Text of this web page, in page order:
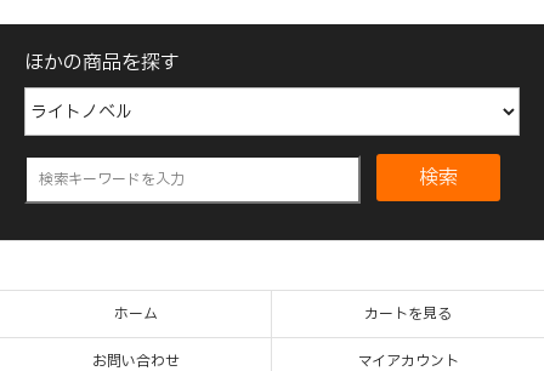
ほかの商品を探す
検索
ホーム カートを見る
お問い合わせ マイアカウント